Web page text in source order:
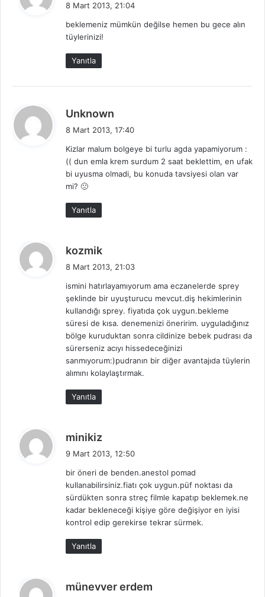
i
k
8 Mart 2013, 21:04
beklemeniz mümkün değilse hemen bu gece alın
tüylerinizi!
Yanıtla
Unknown
i
k
i
8 Mart 2013, 17:40
Kizlar malum bolgeye bi turlu agda yapamiyorum :
(( dun emla krem surdum 2 saat beklettim, en ufak
bi uyusma olmadi, bu konuda tavsiyesi olan var
mi? 🙁
Yanıtla
kozmik
i
k
i
8 Mart 2013, 21:03
ismini hatırlayamıyorum ama eczanelerde sprey
şeklinde bir uyuşturucu mevcut.diş hekimlerinin
kullandığı sprey. fiyatıda çok uygun.bekleme
süresi de kısa. denemenizi öneririm. uyguladığınız
bölge kuruduktan sonra cildinize bebek pudrası da
sürerseniz acıyı hissedeceğinizi
sanmıyorum:)pudranın bir diğer avantajıda tüylerin
alımını kolaylaştırmak.
Yanıtla
minikiz
i
k
i
9 Mart 2013, 12:50
bir öneri de benden.anestol pomad
kullanabilirsiniz.fiatı çok uygun.püf noktası da
sürdükten sonra streç filmle kapatıp beklemek.ne
kadar bekleneceği kişiye göre değişiyor en iyisi
kontrol edip gerekirse tekrar sürmek.
Yanıtla
münevver erdem